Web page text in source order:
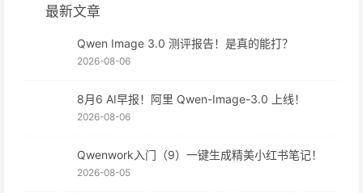
最新文章
Qwen Image 3.0 测评报告！是真的能打？
2026-08-06
8月6 AI早报！阿里 Qwen-Image-3.0 上线！
2026-08-06
Qwenwork入门（9）一键生成精美小红书笔记！
2026-08-05